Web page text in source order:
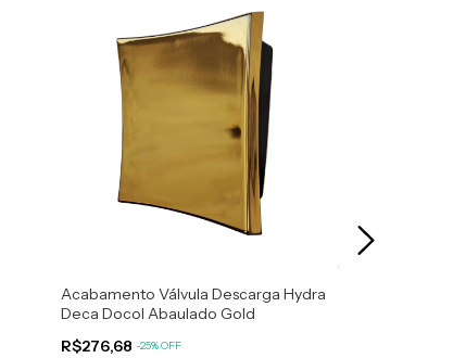
Acabamento Válvula Descarga Hydra
Deca Docol Abaulado Gold
R$276,68 -25%OFF